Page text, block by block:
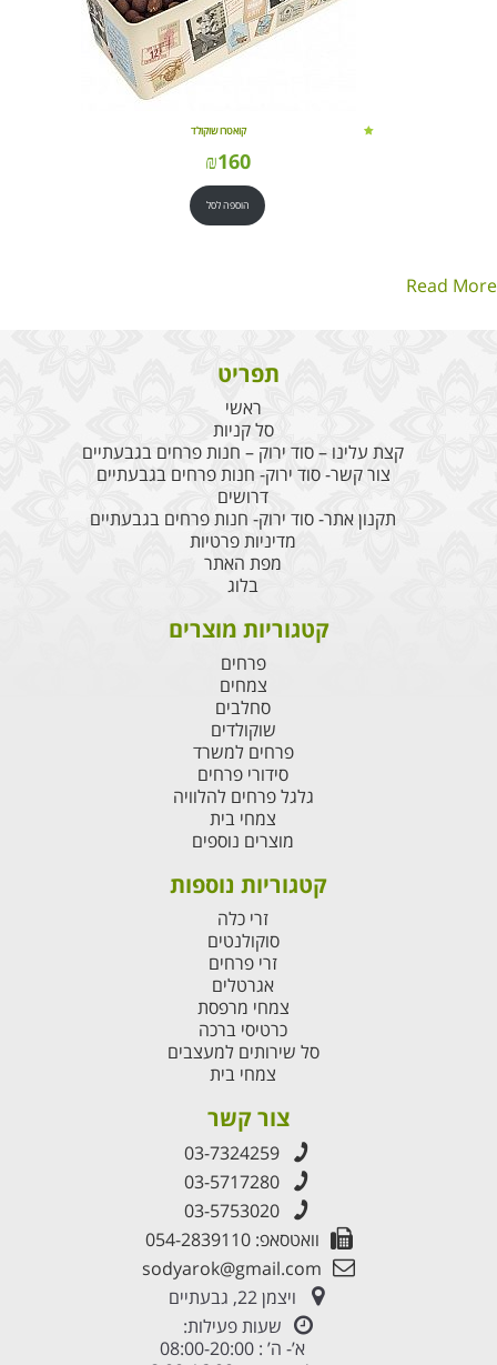
קואטרו שוקולד
₪160
הוספה לסל
Read More
תפריט
ראשי
סל קניות
קצת עלינו – סוד ירוק – חנות פרחים בגבעתיים
צור קשר- סוד ירוק- חנות פרחים בגבעתיים
דרושים
תקנון אתר- סוד ירוק- חנות פרחים בגבעתיים
מדיניות פרטיות
מפת האתר
בלוג
קטגוריות מוצרים
פרחים
צמחים
סחלבים
שוקולדים
פרחים למשרד
סידורי פרחים
גלגל פרחים להלוויה
צמחי בית
מוצרים נוספים
קטגוריות נוספות
זרי כלה
סוקולנטים
זרי פרחים
אגרטלים
צמחי מרפסת
כרטיסי ברכה
סל שירותים למעצבים
צמחי בית
צור קשר
03-7324259
03-5717280
03-5753020
וואטסאפ: 054-2839110
sodyarok@gmail.com
ויצמן 22, גבעתיים
שעות פעילות:
א’- ה’ : 08:00-20:00